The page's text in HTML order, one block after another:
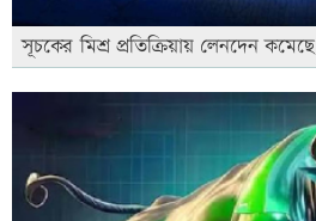
সূচকের মিশ্র প্রতিক্রিয়ায় লেনদেন কমেছে